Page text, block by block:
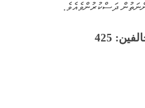
ދަސްކުރުންވެއެވެ.
425